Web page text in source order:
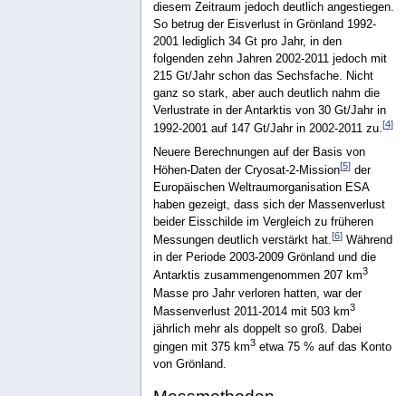
diesem Zeitraum jedoch deutlich angestiegen.
So betrug der Eisverlust in Grönland 1992-
2001 lediglich 34 Gt pro Jahr, in den
folgenden zehn Jahren 2002-2011 jedoch mit
215 Gt/Jahr schon das Sechsfache. Nicht
ganz so stark, aber auch deutlich nahm die
Verlustrate in der Antarktis von 30 Gt/Jahr in
1992-2001 auf 147 Gt/Jahr in 2002-2011 zu.[4]
Neuere Berechnungen auf der Basis von
Höhen-Daten der Cryosat-2-Mission[5]der
Europäischen Weltraumorganisation ESA
haben gezeigt, dass sich der Massenverlust
beider Eisschilde im Vergleich zu früheren
Messungen deutlich verstärkt hat.[6]Während
in der Periode 2003-2009 Grönland und die
Antarktis zusammengenommen 207 km3
Masse pro Jahr verloren hatten, war der
Massenverlust 2011-2014 mit 503 km3
jährlich mehr als doppelt so groß. Dabei
gingen mit 375 km3etwa 75 % auf das Konto
von Grönland.